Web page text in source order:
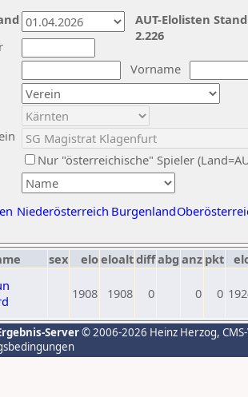
Vorname
Nur "österreichische" Spieler
Niederösterreich Burgenland
AUT-Elolisten
2.226
sex eloeloaltdiffabg anz pkt
1908 1908 0 0 0
Server© 2006-2026 Heinz Herzog,